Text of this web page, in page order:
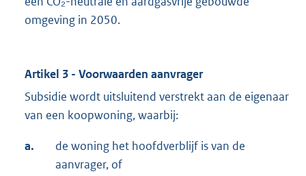
omgeving in 2050.
Artikel 3 - Voorwaarden aanvrager
Subsidie wordt uitsluitend verstrekt aan de eigenaar
van een koopwoning, waarbij:
a.
de woning het hoofdverblijf is van de
aanvrager, of